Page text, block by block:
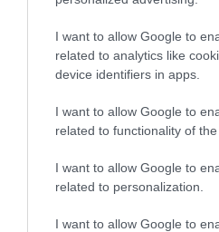
I want to allow Google to
related to analytics like
device identifiers in apps.
I want to allow Google to
related to functionality of
I want to allow Google to
related to personalization.
I want to allow Google to
Ο Γιάννης Αλαφούζος
Κωνσταντίνο Ζούλα από
απομάκρυνσής του